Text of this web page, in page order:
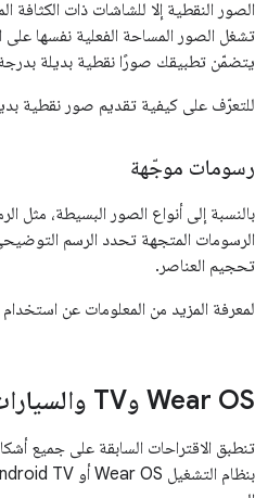
تشغل الصور المساحة الفعلية نفسها
يتضمّن تطبيقك صورًا نقطية بديلة
للتعرّف على كيفية تقديم صور نقطية
رسومات موجّهة
بالنسبة إلى أنواع الصور البسيطة، مثل
الرسومات المتجهة تحدد الرسم
تحجيم العناصر.
لمعرفة المزيد من المعلومات عن
Wear OS وTV والسيارات وChrome